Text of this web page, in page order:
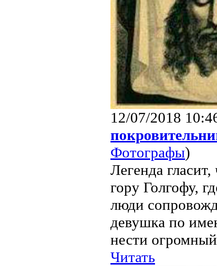
12/07/2018
Фотографы)
Легенда
гору Голгофу,
люди
девушка по
нести
Читать